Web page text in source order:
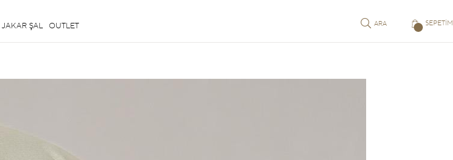
SEPETIM
ARA
JAKAR ŞAL OUTLET